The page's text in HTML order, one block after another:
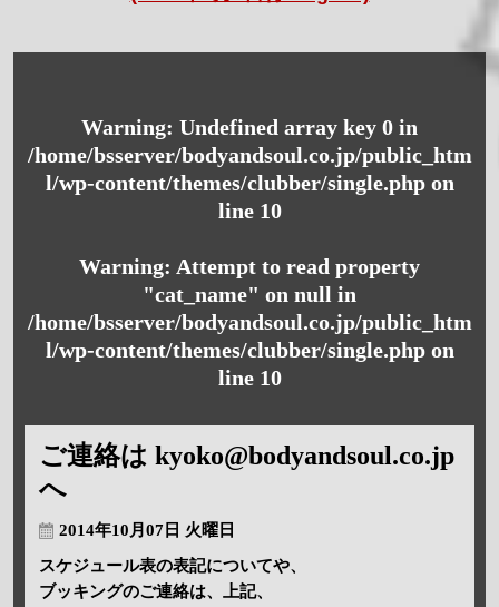
Warning: Undefined array key 0 in
/home/bsserver/bodyandsoul.co.jp/public_htm
l/wp-content/themes/clubber/single.phpon
line 10
Warning: Attempt to read property
"cat_name" on null in
/home/bsserver/bodyandsoul.co.jp/public_htm
l/wp-content/themes/clubber/single.phpon
line 10
ご連絡は kyoko@bodyandsoul.co.jp
へ
2014年10月07日 火曜日
スケジュール表の表記についてや、
ブッキングのご連絡は、上記、